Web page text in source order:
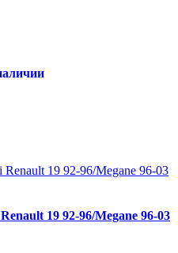
19 92-96/Megane 96-03